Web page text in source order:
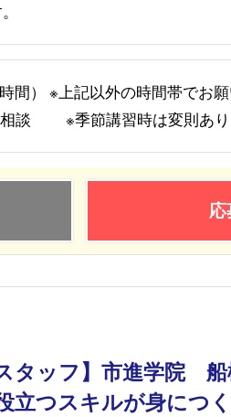
間） ※上記以外の時間帯でお
相談 ※季節講習時は変則あ
タッフ】市進学院
立つスキルが身につく